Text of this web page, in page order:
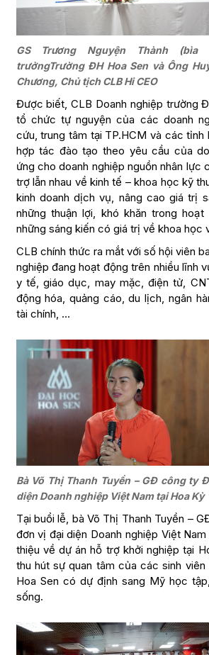
GS Trương Nguyện Thành (bìa
trưởngTrường ĐH Hoa Sen và Ông
Chương, Chủ tịch CLB Hi CEO
Được biết, CLB Doanh nghiệp trường
tổ chức tự nguyện của các doanh
cứu, trung tâm tại TP.HCM và các tỉnh
hợp tác đào tạo theo yêu cầu của
ứng cho doanh nghiệp nguồn nhân lực
trợ lẫn nhau về kinh tế – khoa học kỹ
kinh doanh dịch vụ, nâng cao giá trị
những thuận lợi, khó khăn trong hoạt
những sáng kiến có giá trị về khoa học
CLB chính thức ra mắt với số hội viên
nghiệp đang hoạt động trên nhiều lĩnh
y tế, giáo dục, may mặc, điện tử,
động hóa, quảng cáo, du lịch, ngân
tài chính, …
Bà Võ Thị Thanh Tuyền – GĐ công ty
diện Doanh nghiệp Việt Nam tại Hoa Kỳ
Tại buổi lễ, bà Võ Thị Thanh Tuyền –
đơn vị đại diện Doanh nghiệp Việt
thiệu về dự án hỗ trợ khởi nghiệp tại
thu hút sự quan tâm của các sinh
Hoa Sen có dự định sang Mỹ học
sống.